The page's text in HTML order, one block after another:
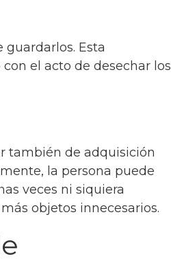
guardarlos. Esta
el acto de desechar los
también de adquisición
la persona puede
veces ni siquiera
objetos innecesarios.